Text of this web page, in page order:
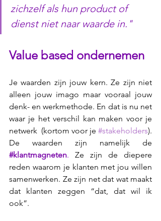
zichzelf als hun product of
dienst niet naar waarde in."
Value based ondernemen
Je waarden zijn jouw kern. Ze zijn niet
alleen jouw imago maar vooraal jouw
denk- en werkmethode. En dat is nu net
waar je het verschil kan maken voor je
netwerk  (kortom voor je #stakeholders).
#klantmagneten. Ze zijn de diepere
reden waarom je klanten met jou willen
samenwerken. Ze zijn net dat wat maakt
dat klanten zeggen “dat, dat wil ik
ook”.